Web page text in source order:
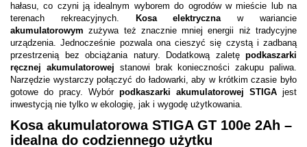
hałasu, co czyni ją idealnym wyborem do ogrodów w mieście lub na
terenach rekreacyjnych. Kosa elektrycznaw wariancie
akumulatorowym zużywa też znacznie mniej energii niż tradycyjne
urządzenia. Jednocześnie pozwala ona cieszyć się czystą i zadbaną
przestrzenią bez obciążania natury. Dodatkową zaletę podkaszarki
ręcznej akumulatorowej stanowi brak konieczności zakupu paliwa.
Narzędzie wystarczy połączyć do ładowarki, aby w krótkim czasie było
gotowe do pracy. Wybór podkaszarki akumulatorowej STIGA jest
inwestycją nie tylko w ekologię, jak i wygodę użytkowania.
Kosa akumulatorowa STIGA GT 100e 2Ah –
idealna do codziennego użytku